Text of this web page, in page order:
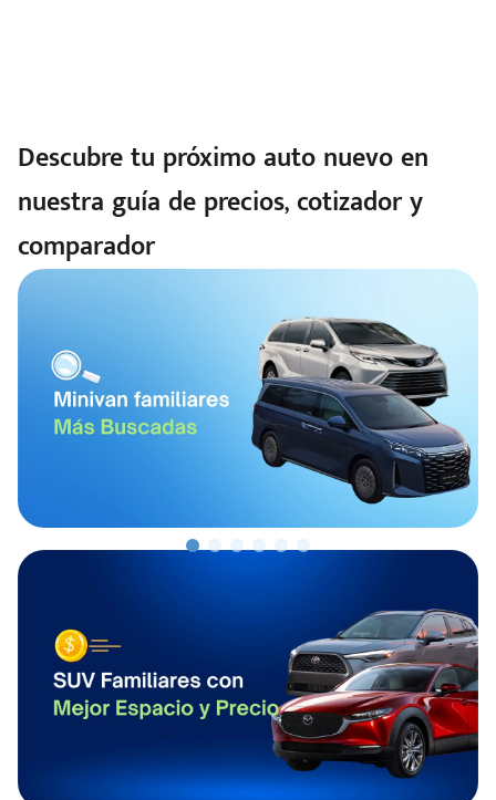
Descubre tu próximo auto nuevo en
nuestra guía de precios, cotizador y
comparador